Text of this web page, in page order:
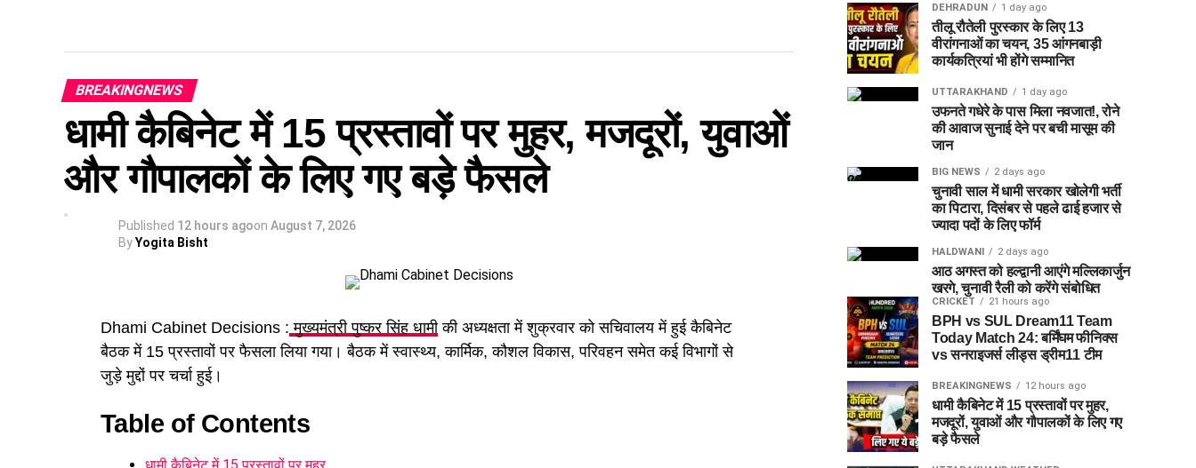
BREAKINGNEWS
धामी कैबिनेट में 15 प्रस्तावों पर मुहर, मजदूरों, युवाओं
और गौपालकों के लिए गए बड़े फैसले
Published 12 hours agoon August 7, 2026
ByYogita Bisht
Dhami Cabinet Decisions : मुख्यमंत्री पुष्कर सिंह धामीकी अध्यक्षता में शुक्रवार को सचिवालय में हुई कैबिनेट
बैठक में 15 प्रस्तावों पर फैसला लिया गया। बैठक में स्वास्थ्य, कार्मिक, कौशल विकास, परिवहन समेत कई विभागों से
जुड़े मुद्दों पर चर्चा हुई।
Table of Contents
धामी कैबिनेट में 15 प्रस्तावों पर मुहर
DEHRADUN 1 day ago
तीलू रौतेली पुरस्कार के लिए 13
वीरांगनाओं का चयन, 35 आंगनबाड़ी
कार्यकत्रियां भी होंगे सम्मानित
UTTARAKHAND 1 day ago
उफनते गधेरे के पास मिला नवजात!, रोने
की आवाज सुनाई देने पर बची मासूम की
जान
BIG NEWS 2 days ago
चुनावी साल में धामी सरकार खोलेगी भर्ती
का पिटारा, दिसंबर से पहले ढाई हजार से
ज्यादा पदों के लिए फॉर्म
HALDWANI 2 days ago
आठ अगस्त को हल्द्वानी आएंगे मल्लिकार्जुन
खरगे, चुनावी रैली को करेंगे संबोधित
CRICKET 21 hours ago
BPH vs SUL Dream11 Team
Today Match 24: बर्मिंघम फीनिक्स
vs सनराइजर्स लीड्स ड्रीम11 टीम
BREAKINGNEWS 12 hours ago
धामी कैबिनेट में 15 प्रस्तावों पर मुहर,
मजदूरों, युवाओं और गौपालकों के लिए गए
बड़े फैसले